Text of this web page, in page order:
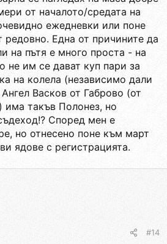
от началото/средата на
ежедневки или поне
редовно. Една от причините да
на пътя е много проста - на
не им се дават куп пари за
на колела (независимо дали
Васков от Габрово (от
има такъв Полонез, но
Според мен е
но отнесено поне към март
ядове с регистрацията.
#14